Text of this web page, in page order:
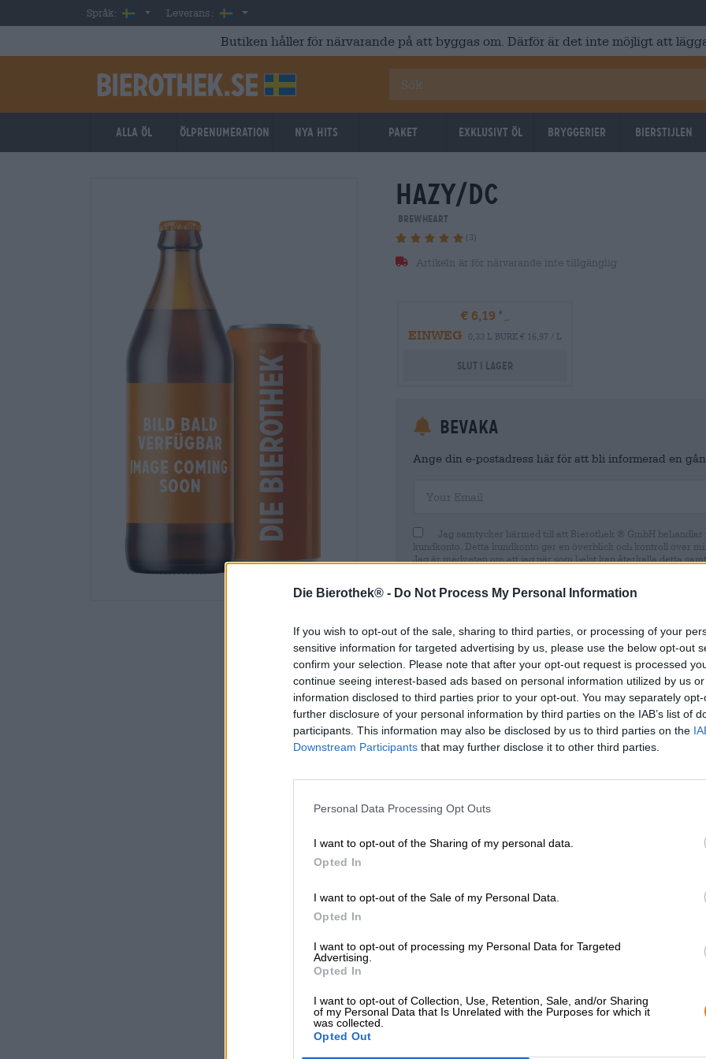
Die Bierothek® - Do Not Process My Personal Information
If you wish to opt-out of the sale, sharing to third parties, or processing of your
sensitive information for targeted advertising by us, please use the below opt-out
confirm your selection. Please note that after your opt-out request is processed
continue seeing interest-based ads based on personal information utilized by us
information disclosed to third parties prior to your opt-out. You may separately
further disclosure of your personal information by third parties on the IAB’s list of
participants. This information may also be disclosed by us to third parties on the
Downstream Participants that may further disclose it to other third parties.
Personal Data Processing Opt Outs
I want to opt-out of the Sharing of my personal data.
Opted In
I want to opt-out of the Sale of my Personal Data.
Opted In
I want to opt-out of processing my Personal Data for Targeted
Advertising.
Opted In
I want to opt-out of Collection, Use, Retention, Sale, and/or Sharing
of my Personal Data that Is Unrelated with the Purposes for which it
was collected.
Opted Out
Skip to main content
Språk: SwedishLeverans: Sverige
Butiken håller för närvarande på att byggas om. Därför är det inte möjligt att
Alla öl ölprenumeration Nya hits Paket Exklusivt Öl Bryggerier Bierstijlen
hazy/dc
Brewheart
(3)
Artikeln är för närvarande inte tillgänglig
€ 6,19
EINWEG
0,33 L BURK € 16,97 / L
Slut i lager
Bevaka
Ange din e-postadress här för att bli informerad en
Jag samtycker härmed till att Bierothek ® GmbH
kundkonto. Detta kundkonto ger en överblick och kontroll över
Jag är medveten om att jag när som helst kan återkalla detta
postmeddelande till shop@bierothek.de. Vi informerar dig om
lagligheten av den behandling som utförs på grundval av ditt
information finns i vårdataskyddsdeklaration
* Priserna inkluderar lagstadgad moms. PlusFraktplus
* Priserna inkluderar punktskatt
Beskrivning Information Recensioner(3)
Hazy/DC kan perfekt beskrivas med det legendariska
mästerverk som slår till med full humlekraft. Det är inte
Med namnet Hazy/DC följer Brewhearts dubbla
musikerna runt Malcolm och Angus Young är giganter
inspirerar sina fans med hårda riff och brutalt bra
legend. Ölet har inga gitarrsolon, men det har mycket
aromahumle, Loral, Amarillo och Ekuanot, det är ren
Disig/DC visas i en molnig solig gul och bildar ett
toner din näsa. Dessa inkluderar grapefrukt, citron,
toner och en lätt jästighet. När den dricks är ölets hela
på Hazy/DC påminner om en exotisk milkshake gjord
slutet finns en fin humlebeska, som avrundar